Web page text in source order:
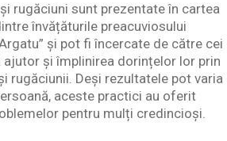
rugăciuni sunt prezentate în cartea
învățăturile preacuviosului
și pot fi încercate de către cei
și împlinirea dorințelor lor prin
rugăciunii. Deși rezultatele pot varia
aceste practici au oferit
pentru mulți credincioși.